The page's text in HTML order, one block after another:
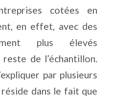
cotées en
en effet, avec des
plus élevés
de l’échantillon.
par plusieurs
dans le fait que